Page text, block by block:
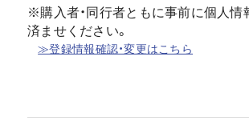
※購入者・同行者ともに事前に個人
済ませください。
≫登録情報確認・変更はこちら